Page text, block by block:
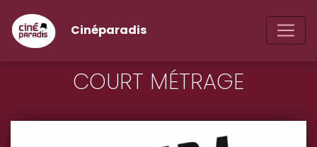
Cinéparadis
COURT MÉTRAGE